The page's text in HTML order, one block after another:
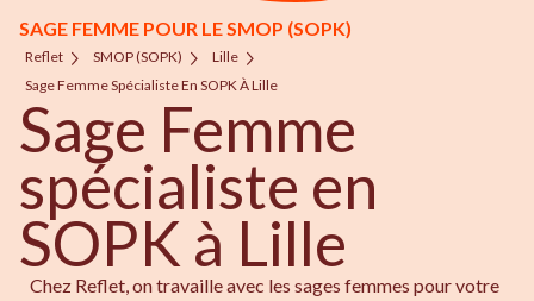
SAGE FEMME POUR LE SMOP (SOPK)
Reflet SMOP (SOPK)
Lille
Sage Femme Spécialiste En SOPK À Lille
Sage Femme
spécialiste en
SOPK à Lille
Chez Reflet, on travaille avec les sages femmes pour votre